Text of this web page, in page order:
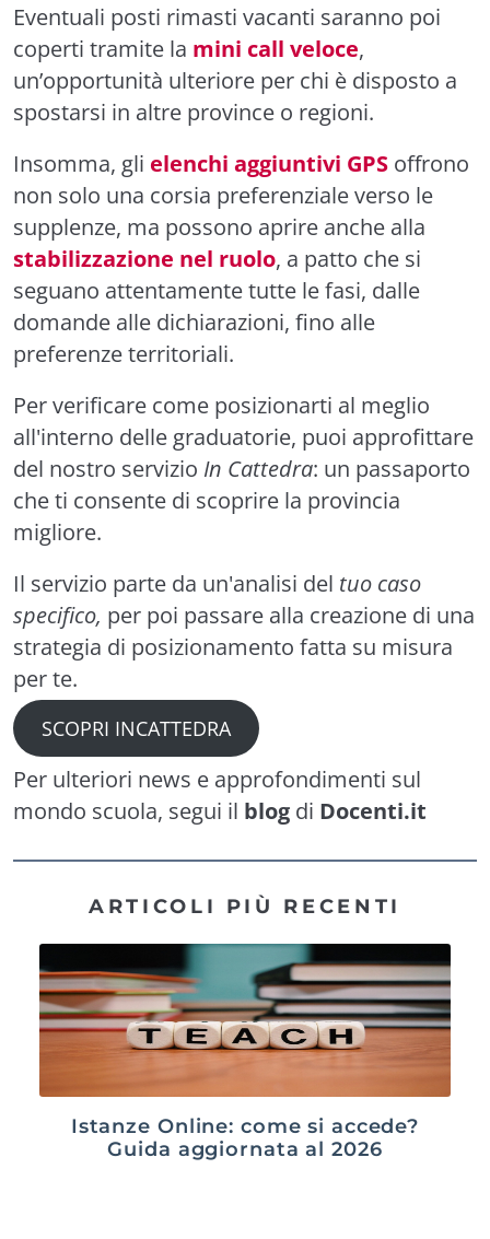
Eventuali posti rimasti vacanti saranno poi
coperti tramite la mini call veloce,
un’opportunità ulteriore per chi è disposto a
spostarsi in altre province o regioni.
Insomma, gli elenchi aggiuntivi GPS offrono
non solo una corsia preferenziale verso le
supplenze, ma possono aprire anche alla
stabilizzazione nel ruolo, a patto che si
seguano attentamente tutte le fasi, dalle
domande alle dichiarazioni, fino alle
preferenze territoriali.
Per verificare come posizionarti al meglio
all'interno delle graduatorie, puoi approfittare
del nostro servizio In Cattedra: un passaporto
che ti consente di scoprire la provincia
migliore.
Il servizio parte da un'analisi del tuo caso
specifico, per poi passare alla creazione di una
strategia di posizionamento fatta su misura
per te.
SCOPRI INCATTEDRA
Per ulteriori news e approfondimenti sul
mondo scuola, segui il blog di Docenti.it
ARTICOLI PIÙ RECENTI
Istanze Online: come si accede?
Guida aggiornata al 2026